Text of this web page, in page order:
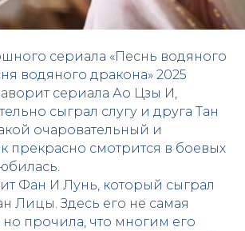
сериала «Песнь водяного
водяного дракона» 2025
сериала Ао Цзы И,
сыграл слугу и друга Тан
очаровательный и
прекрасно смотрится в боевых
Фан И Лунь, который сыграл
Лицы. Здесь его не самая
но прочила, что многим его